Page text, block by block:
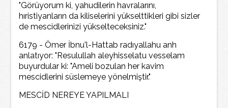
"Görüyorum ki, yahudilerin havralarını,
hıristiyanların da kiliselerini yükselttikleri gibi sizler
de mescidlerinizi yükselteceksiniz."
6179 - Ömer İbnu'l-Hattab radıyallahu anh
anlatıyor: "Resulullah aleyhisselatu vesselam
buyurdular ki: "Ameli bozulan her kavim
mescidlerini süslemeye yönelmiştir."
MESCİD NEREYE YAPILMALI